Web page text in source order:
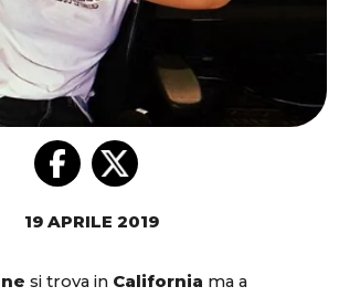
19 APRILE 2019
si trova in California ma a